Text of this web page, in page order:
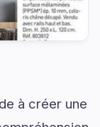
à créer une